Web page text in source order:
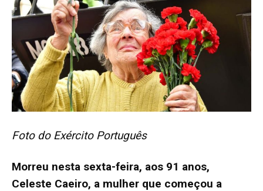
Foto do Exército Português
Morreu nesta sexta-feira, aos 91 anos,
Celeste Caeiro, a mulher que começou a